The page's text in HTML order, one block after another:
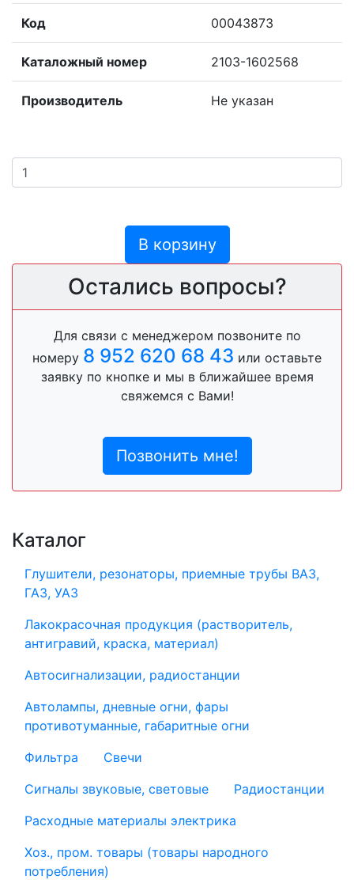
Код 00043873
Каталожный номер 2103-1602568
Производитель Не указан
В корзину
Остались вопросы?
Для связи с менеджером позвоните по
номеру 8 952 620 68 43 или оставьте
заявку по кнопке и мы в ближайшее время
свяжемся с Вами!
Позвонить мне!
Каталог
Глушители, резонаторы, приемные трубы ВАЗ,
ГАЗ, УАЗ
Лакокрасочная продукция (растворитель,
антигравий, краска, материал)
Автосигнализации, радиостанции
Автолампы, дневные огни, фары
противотуманные, габаритные огни
Фильтра
Свечи
Сигналы звуковые, световые
Радиостанции
Расходные материалы электрика
Хоз., пром. товары (товары народного
потребления)